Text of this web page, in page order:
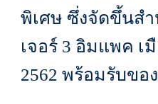
พิเศษ ซึ่งจัดขึ้นสํา
เจอร์ 3 อิมแพค
2562 พร้อมรับข